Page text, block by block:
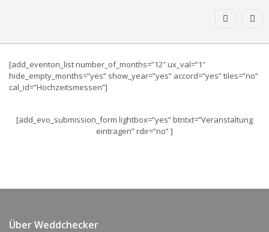
[add_eventon_list number_of_months=”12″ ux_val=”1″
hide_empty_months=”yes” show_year=”yes” accord=”yes” tiles=”no”
cal_id=”Hochzeitsmessen”]
[add_evo_submission_form lightbox=”yes” btntxt=”Veranstaltung
eintragen” rdir=”no” ]
Über Weddchecker